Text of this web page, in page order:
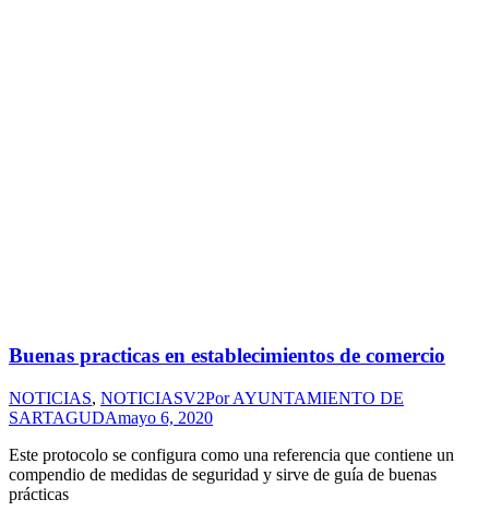
Buenas practicas en establecimientos de comercio
NOTICIAS, NOTICIASV2PorAYUNTAMIENTO DE
SARTAGUDAmayo 6, 2020
Este protocolo se configura como una referencia que contiene un
compendio de medidas de seguridad y sirve de guía de buenas
prácticas